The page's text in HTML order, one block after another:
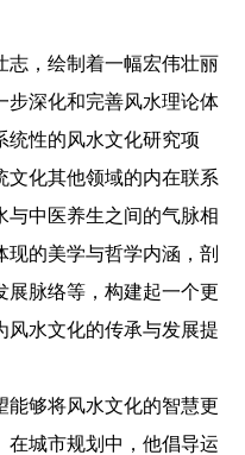
，绘制着一幅宏伟壮丽
步深化和完善风水理论体
统性的风水文化研究项
文化其他领域的内在联系
与中医养生之间的气脉相
的美学与哲学内涵，剖
展脉络等，构建起一个更
风水文化的传承与发展提
够将风水文化的智慧更
在城市规划中，他倡导运